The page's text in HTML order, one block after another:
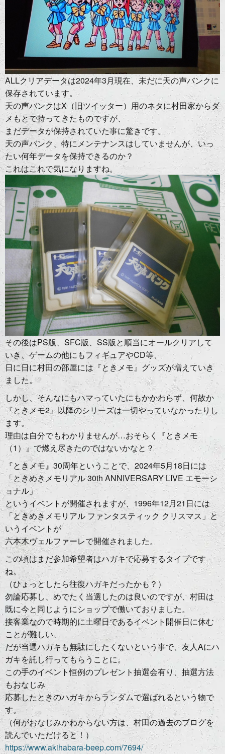
ALLクリアデータは2024年3月現在、未だに天の声バンクに
保存されています。
天の声バンクはX（旧ツイッター）用のネタに村田家からダ
メもとで持ってきたものですが、
まだデータが保持されていた事に驚きです。
天の声バンク、特にメンテナンスはしていませんが、いっ
たい何年データを保持できるのか？
これはこれで気になりますね。
その後はPS版、SFC版、SS版と順当にオールクリアして
いき、ゲームの他にもフィギュアやCD等、
日に日に村田の部屋には『ときメモ』グッズが増えていき
ました。
しかし、そんなにもハマっていたにもかかわらず、何故か
『ときメモ2』以降のシリーズは一切やっていなかったりし
ます。
理由は自分でもわかりませんが…おそらく『ときメモ
（1）』で燃え尽きたのではないかなと？
『ときメモ』30周年ということで、2024年5月18日には
「ときめきメモリアル 30th ANNIVERSARY LIVE エモーシ
ョナル」
というイベントが開催されますが、1996年12月21日には
「ときめきメモリアル ファンタスティック クリスマス」と
いうイベントが
六本木ヴェルファーレで開催されました。
この頃はまだ参加希望者はハガキで応募するタイプです
ね。
（ひょっとしたら往復ハガキだったかも？）
勿論応募し、めでたく当選したのは良いのですが、村田は
既に今と同じようにショップで働いておりました。
接客業なので時期的に土曜日であるイベント開催日に休む
ことが難しい、
だが当選ハガキも無駄にしたくないという事で、友人Aにハ
ガキを託し行ってもらうことに。
この手のイベント恒例のプレゼント抽選会有り、抽選方法
もおなじみ
応募したときのハガキからランダムで選ばれるという物で
す。
（何がおなじみかわからない方は、村田の過去のブログを
読んでいただけると！）
https://www.akihabara-beep.com/7694/